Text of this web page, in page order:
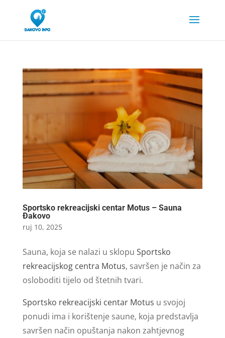
Sportsko rekreacijski centar Motus – Sauna
Đakovo
ruj 10, 2025
Sauna, koja se nalazi u sklopu Sportsko
rekreacijskog centra Motus, savršen je način za
osloboditi tijelo od štetnih tvari.
Sportsko rekreacijski centar Motus u svojoj
ponudi ima i korištenje saune, koja predstavlja
savršen način opuštanja nakon zahtjevnog